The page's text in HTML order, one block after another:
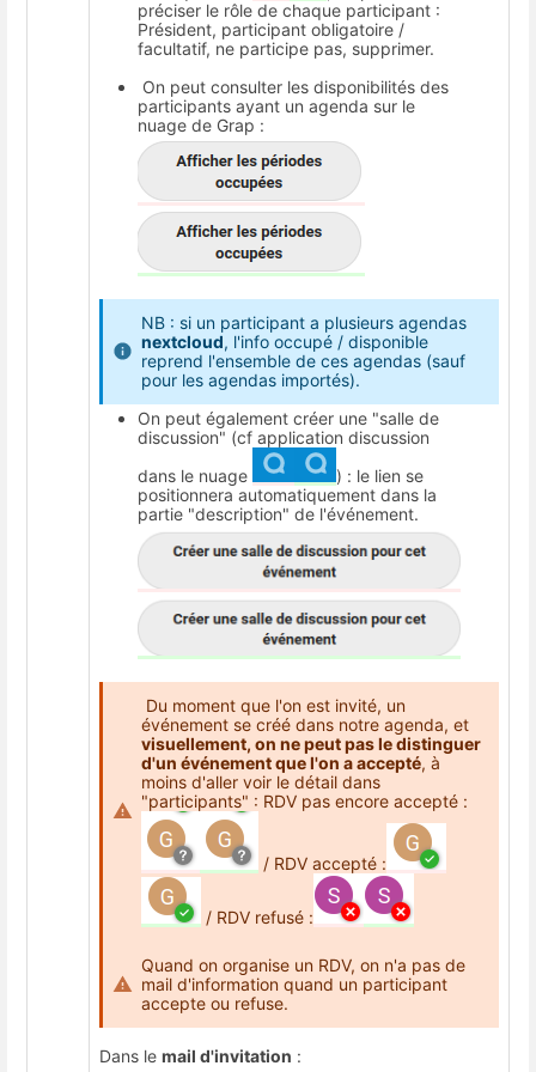
préciser le rôle de chaque participant :
Président, participant obligatoire /
facultatif, ne participe pas, supprimer.
On peut consulter les disponibilités des
participants ayant un agenda sur le
nuage de Grap :
NB : si un participant a plusieurs agendas
nextcloud, l'info occupé / disponible
reprend l'ensemble de ces agendas (sauf
pour les agendas importés).
On peut également créer une "salle de
discussion" (cf application discussion
dans le nuage
) : le lien se
positionnera automatiquement dans la
partie "description" de l'événement.
Du moment que l'on est invité, un
événement se créé dans notre agenda, et
visuellement, on ne peut pas le distinguer
d'un événement que l'on a accepté, à
moins d'aller voir le détail dans
"participants" : RDV pas encore accepté :
/ RDV accepté :
/ RDV refusé :
Quand on organise un RDV, on n'a pas de
mail d'information quand un participant
accepte ou refuse.
Dans le mail d'invitation :